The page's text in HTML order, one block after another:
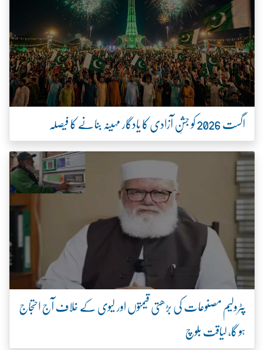
اگست 2026 کو جشنِ آزادی کا یادگار مہینہ بنانے کا فیصلہ
پٹرولیم مصنوعات کی بڑھتی قیمتوں اور لیوی کے خلاف آج احتجاج
ہو گا، لیاقت بلوچ